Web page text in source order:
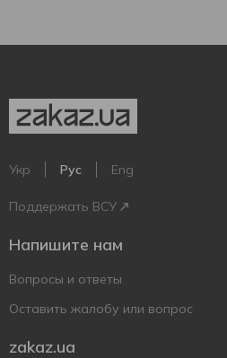
Укр Рус Eng
Поддержать ВСУ
Напишите нам
Вопросы и ответы
Оставить жалобу или вопрос
zakaz.ua